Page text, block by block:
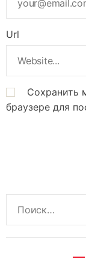
Url
Сохранить
браузере для